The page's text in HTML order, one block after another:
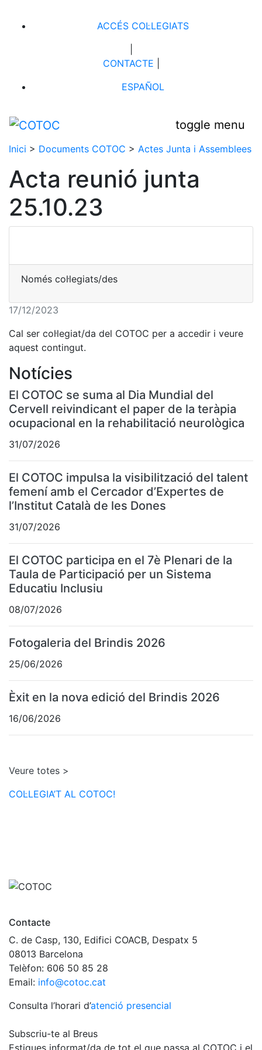
ACCÉS COL·LEGIATS
CONTACTE
ESPAÑOL
toggle menu
Inici > Documents COTOC > Actes Junta i Assemblees
Acta reunió junta
25.10.23
Només col·legiats/des
17/12/2023
Cal ser col·legiat/da del COTOC per a accedir i veure
aquest contingut.
Notícies
El COTOC se suma al Dia Mundial del
Cervell reivindicant el paper de la teràpia
ocupacional en la rehabilitació neurològica
31/07/2026
El COTOC impulsa la visibilització del talent
femení amb el Cercador d’Expertes de
l’Institut Català de les Dones
31/07/2026
El COTOC participa en el 7è Plenari de la
Taula de Participació per un Sistema
Educatiu Inclusiu
08/07/2026
Fotogaleria del Brindis 2026
25/06/2026
Èxit en la nova edició del Brindis 2026
16/06/2026
Veure totes >
COL·LEGIA’T AL COTOC!
Contacte
C. de Casp, 130, Edifici COACB, Despatx 5
08013 Barcelona
Telèfon: 606 50 85 28
Email: info@cotoc.cat
Consulta l’horari d’atenció presencial
Subscriu-te al Breus
Estigues informat/da de tot el que passa al COTOC i el